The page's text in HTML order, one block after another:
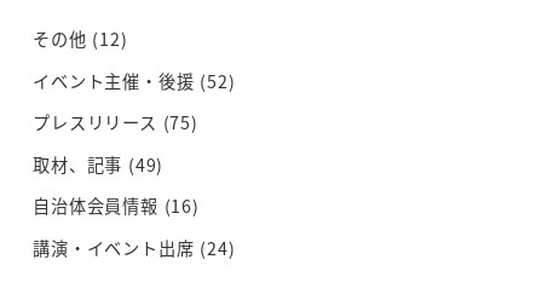
その他 (12)
イベント主催・後援 (52)
プレスリリース (75)
取材、記事 (49)
自治体会員情報 (16)
講演・イベント出席 (24)